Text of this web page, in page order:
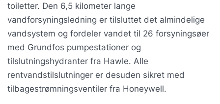
toiletter. Den 6,5 kilometer lange
vandforsyningsledning er tilsluttet det almindelige
vandsystem og fordeler vandet til 26 forsyningsøer
med Grundfos pumpestationer og
tilslutningshydranter fra Hawle. Alle
rentvandstilslutninger er desuden sikret med
tilbagestrømningsventiler fra Honeywell.